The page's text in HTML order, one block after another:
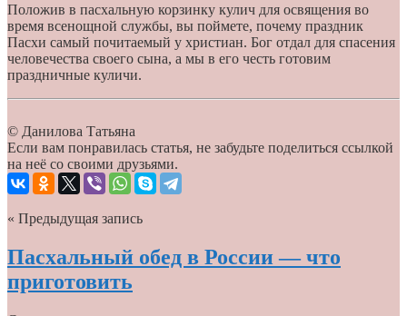
Положив в пасхальную корзинку кулич для освящения во
время всенощной службы, вы поймете, почему праздник
Пасхи самый почитаемый у христиан. Бог отдал для спасения
человечества своего cына, а мы в его честь готовим
праздничные куличи.
© Данилова Татьяна
Если вам понравилась статья, не забудьте поделиться ссылкой
на неё со своими друзьями.
« Предыдущая запись
Пасхальный обед в России — что
приготовить